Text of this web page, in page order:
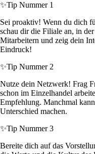
✨Tip Nummer 1
Sei proaktiv! Wenn du dich
schau dir die Filiale an, in
Mitarbeitern und zeig dein
Eindruck!
✨Tip Nummer 2
Nutze dein Netzwerk! Frag
schon im Einzelhandel
Empfehlung. Manchmal
Unterschied machen.
✨Tip Nummer 3
Bereite dich auf das